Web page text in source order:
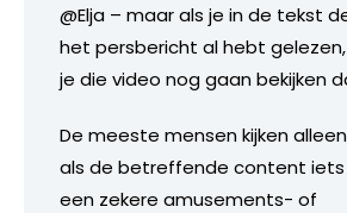
@Elja – maar als je in de tekst
het persbericht al hebt
je die video nog gaan bekijken
De meeste mensen kijken
als de betreffende content
een zekere amusements- of